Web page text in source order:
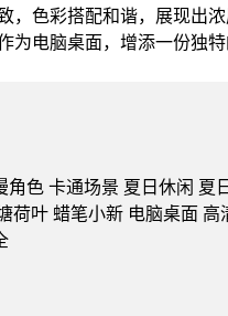
色彩搭配和谐，展现出
电脑桌面，增添一份独特